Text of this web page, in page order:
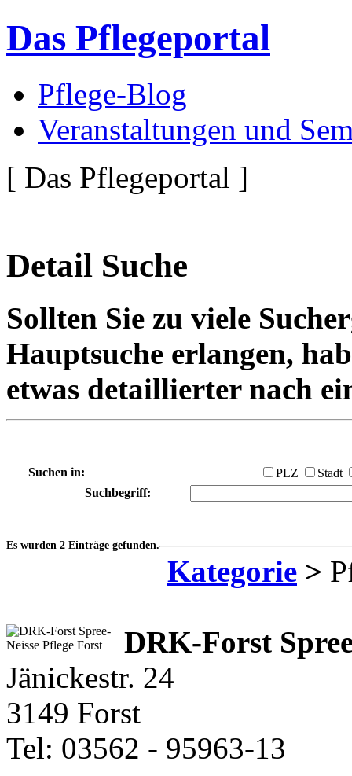
Das Pflegeportal
Pflege-Blog
Veranstaltungen und
[ Das Pflegeportal ]
Detail Suche
Sollten Sie zu viele
Hauptsuche erlangen,
etwas detaillierter nach
Suchen in: PLZ
Stadt
Suchbegriff:
Es wurden 2 Einträge gefunden.
Kategorie >
DRK-Forst
Jänickestr. 24
3149 Forst
Tel: 03562 - 95963-13